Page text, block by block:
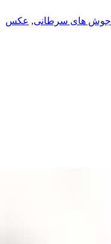
جوش های سرطانی, عکس